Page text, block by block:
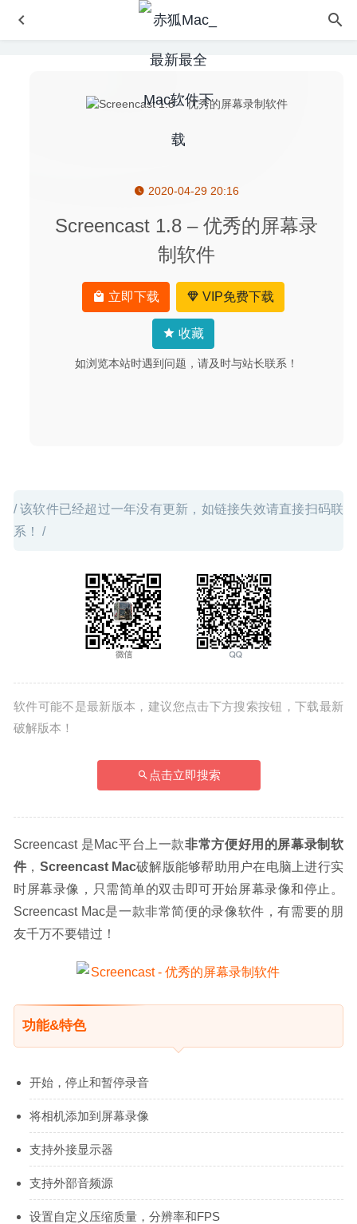
2020-04-29 20:16
Screencast 1.8 – 优秀的屏幕录
制软件
立即下载 VIP免费下载
收藏
如浏览本站时遇到问题，请及时与站长联系！
/ 该软件已经超过一年没有更新，如链接失效请直接扫码联
系！ /
软件可能不是最新版本，建议您点击下方搜索按钮，下载最新
破解版本！
点击立即搜索
Screencast 是Mac平台上一款非常方便好用的屏幕录制软
件 ， Screencast Mac破解版能够帮助用户在电脑上进行实
时屏幕录像，只需简单的双击即可开始屏幕录像和停止。
Screencast Mac是一款非常简便的录像软件，有需要的朋
友千万不要错过！
功能&特色
开始，停止和暂停录音
将相机添加到屏幕录像
支持外接显示器
支持外部音频源
设置自定义压缩质量，分辨率和FPS
Carbon Copy Cloner 5.1.18.6009 中文版-强大的硬盘克隆
Realpolitiks II(真实政治2) 1.09 中文版 – 非常宏大的世界观
2023-11-13
Djay Pro 2.2.6 – 专业的DJ打碟软件 2020-09-17
EverWeb 3.3.1 中文版-可视化的网页设计工具 2020-07-28
HazeOver 1.8.6 中文版-非常优秀的多个窗口管理工具